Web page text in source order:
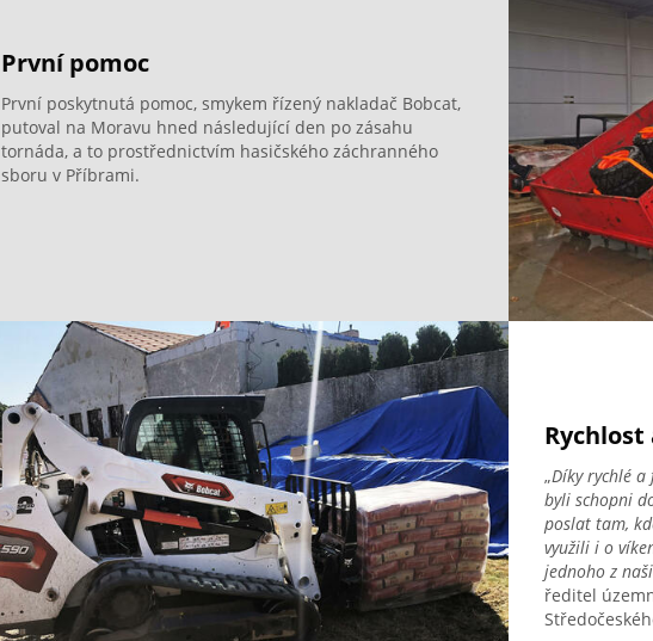
První pomoc
První poskytnutá pomoc, smykem řízený nakladač Bobcat,
putoval na Moravu hned následující den po zásahu
tornáda, a to prostřednictvím hasičského záchranného
sboru v Příbrami.
„Díky rychlé
byli schopni
poslat tam,
využili i o
jednoho z
ředitel